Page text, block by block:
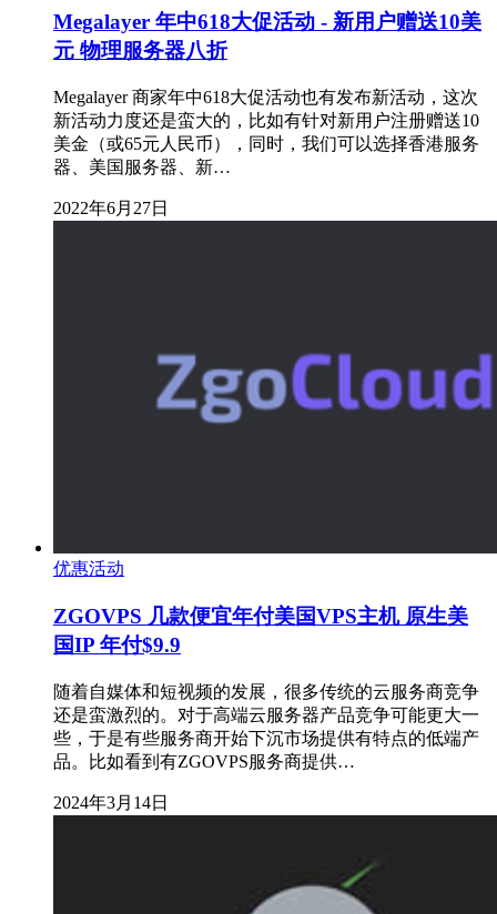
Megalayer 年中618大促活动 - 新用户赠送10美
元 物理服务器八折
Megalayer 商家年中618大促活动也有发布新活动，这次
新活动力度还是蛮大的，比如有针对新用户注册赠送10
美金（或65元人民币），同时，我们可以选择香港服务
器、美国服务器、新…
2022年6月27日
优惠活动
ZGOVPS 几款便宜年付美国VPS主机 原生美
国IP 年付$9.9
随着自媒体和短视频的发展，很多传统的云服务商竞争
还是蛮激烈的。对于高端云服务器产品竞争可能更大一
些，于是有些服务商开始下沉市场提供有特点的低端产
品。比如看到有ZGOVPS服务商提供…
2024年3月14日